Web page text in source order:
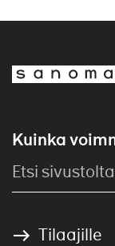
Kuinka
Tilaajille